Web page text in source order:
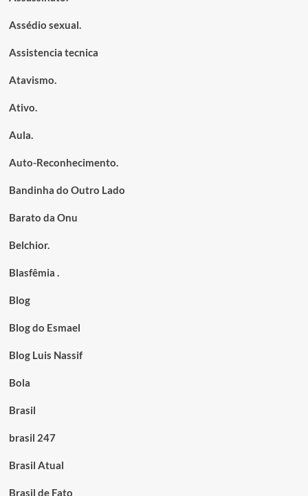
Assédio sexual.
Assistencia tecnica
Atavismo.
Ativo.
Aula.
Auto-Reconhecimento.
Bandinha do Outro Lado
Barato da Onu
Belchior.
Blasfêmia .
Blog
Blog do Esmael
Blog Luis Nassif
Bola
Brasil
brasil 247
Brasil Atual
Brasil de Fato